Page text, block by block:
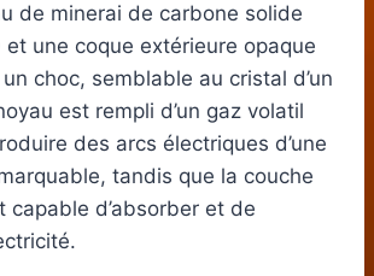
de minerai de carbone solide
et une coque extérieure opaque
choc, semblable au cristal d’un
est rempli d’un gaz volatil
des arcs électriques d’une
tandis que la couche
capable d’absorber et de